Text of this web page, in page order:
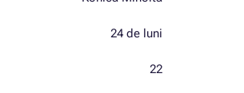
24 de luni
22